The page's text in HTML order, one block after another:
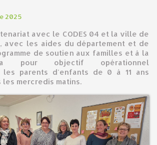
2025
avec le CODES 04 et la ville de
avec les aides du département et de
de soutien aux familles et à la
pour objectif opérationnel
les parents d'enfants de 0 à 11 ans
mercredis matins.